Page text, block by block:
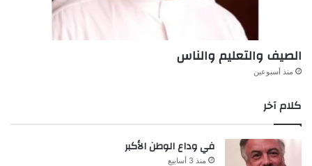
الصيف والتعليم والناس
منذ أسبوعين
كلام آخر
في وداع الوطن الأكبر
منذ 3 أسابيع